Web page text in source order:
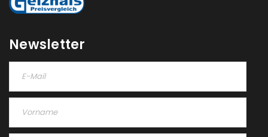
Anmeldeformular geschützt durch
ANMELDEN
PASSWORT VERGESSEN?
Newsletter